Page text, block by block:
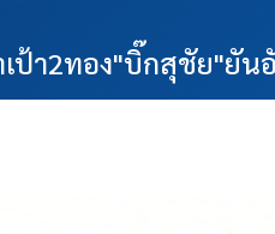
ป้า2ทอง"บิ๊กสุชัย"ยัน